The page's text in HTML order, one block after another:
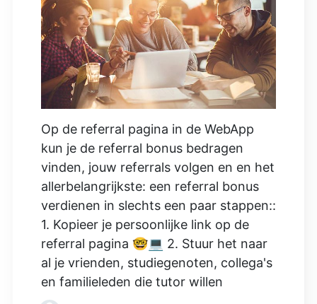
Op de referral pagina in de WebApp
kun je de referral bonus bedragen
vinden, jouw referrals volgen en en het
allerbelangrijkste: een referral bonus
verdienen in slechts een paar stappen::
1. Kopieer je persoonlijke link op de
referral pagina 🤓💻 2. Stuur het naar
al je vrienden, studiegenoten, collega's
en familieleden die tutor willen